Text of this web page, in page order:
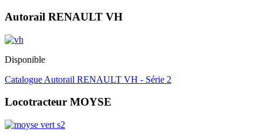
Autorail RENAULT VH
Disponible
Catalogue Autorail RENAULT VH - Série 2
Locotracteur MOYSE